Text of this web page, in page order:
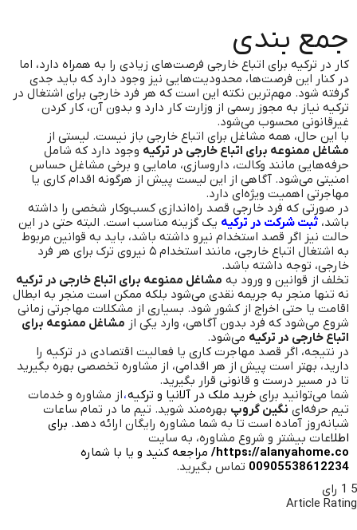
جمع بندی
کار در ترکیه برای اتباع خارجی فرصت‌های زیادی را به همراه دارد، اما
در کنار این فرصت‌ها، محدودیت‌هایی نیز وجود دارد که باید جدی
گرفته شود. مهم‌ترین نکته این است که هر فرد خارجی برای اشتغال در
ترکیه نیاز به مجوز رسمی از وزارت کار دارد و بدون آن، کار کردن
غیرقانونی محسوب می‌شود.
با این حال، همه مشاغل برای اتباع خارجی باز نیست. لیستی از
مشاغل ممنوعه برای اتباع خارجی در ترکیه وجود دارد که شامل
حرفه‌هایی مانند وکالت، داروسازی، مامایی و برخی مشاغل حساس
امنیتی می‌شود. آگاهی از این لیست پیش از هرگونه اقدام کاری یا
مهاجرتی اهمیت ویژه‌ای دارد.
در صورتی که فرد خارجی قصد راه‌اندازی کسب‌وکار شخصی را داشته
باشد، ثبت شرکت در ترکیه یک گزینه مناسب است. البته حتی در این
حالت نیز اگر قصد استخدام نیرو داشته باشد، باید به قوانین مربوط
به اشتغال اتباع خارجی، مانند استخدام ۵ نیروی ترک برای هر فرد
خارجی، توجه داشته باشد.
تخلف از قوانین و ورود به مشاغل ممنوعه برای اتباع خارجی در ترکیه
نه تنها منجر به جریمه نقدی می‌شود بلکه ممکن است منجر به ابطال
اقامت یا حتی اخراج از کشور شود. بسیاری از مشکلات مهاجرتی زمانی
شروع می‌شود که فرد بدون آگاهی، وارد یکی از مشاغل ممنوعه برای
اتباع خارجی در ترکیه می‌شود.
در نتیجه، اگر قصد مهاجرت کاری یا فعالیت اقتصادی در ترکیه را
دارید، بهتر است پیش از هر اقدامی، از مشاوره تخصصی بهره بگیرید
تا در مسیر درست و قانونی قرار بگیرید.
شما می‌توانید برای خرید ملک در آلانیا و ترکیه،از مشاوره و خدمات
تیم حرفه‌ای نگین گروپ بهره‌مند شوید. تیم ما در تمام ساعات
شبانه‌روز آماده است تا به شما مشاوره رایگان ارائه دهد. برای
اطلاعات بیشتر و شروع مشاوره، به سایت
https://alanyahome.co/ مراجعه کنید و یا با شماره
00905538612234 تماس بگیرید.
5
1 رای
Article Rating